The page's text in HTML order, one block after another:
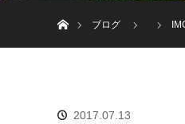
ブログ
2017.07.13